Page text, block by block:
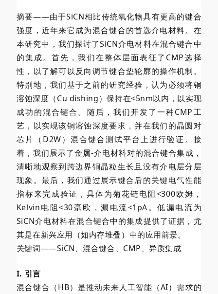
摘要——由于SiCN相比传统氧化物具有更高的键合
强度，近年来它成为混合键合的首选介电材料。在
本研究中，我们探讨了SiCN介电材料在混合键合中
的集成。首先，我们在整体层面表征了CMP选择
性，以了解可以反向调节键合垫轮廓的操作机制。
特别地，我们基于之前的研究经验，认为必须将铜
溶蚀深度（Cu dishing）保持在<5nm以内，以实现
成功的混合键合。随后，我们开发了一种CMP工
艺，以实现该铜溶蚀深度要求，并在我们的晶圆对
芯片（D2W）混合键合测试平台上进行验证。接
着，我们展示了金属-介电材料对的混合键合集成，
清晰地观察到跨边界铜晶粒生长且没有介电层分层
现象。最后，我们通过展示键合后的关键电气性能
指标来完成验证，具体为菊花链电阻<300欧姆，
Kelvin电阻<30毫欧，漏电流<1pA。低漏电流为
SiCN介电材料在混合键合中的集成提供了证据，尤
其是在新兴应用（如内存堆叠）中的应用前景。
关键词——SiCN、混合键合、CMP、异质集成
I. 引言
混合键合（HB）是推动未来人工智能（AI）需求的